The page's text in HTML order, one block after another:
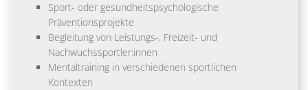
Sport- oder gesundheitspsychologische
Präventionsprojekte
Begleitung von Leistungs-, Freizeit- und
Nachwuchssportler:innen
Mentaltraining in verschiedenen sportlichen
Kontexten